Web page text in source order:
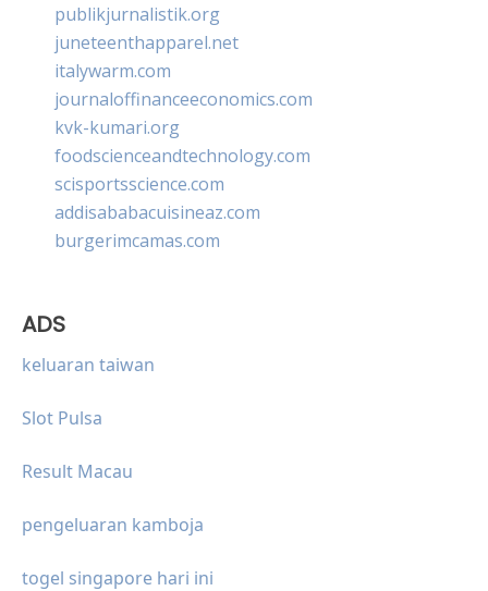
publikjurnalistik.org
juneteenthapparel.net
italywarm.com
journaloffinanceeconomics.com
kvk-kumari.org
foodscienceandtechnology.com
scisportsscience.com
addisababacuisineaz.com
burgerimcamas.com
ADS
keluaran taiwan
Slot Pulsa
Result Macau
pengeluaran kamboja
togel singapore hari ini